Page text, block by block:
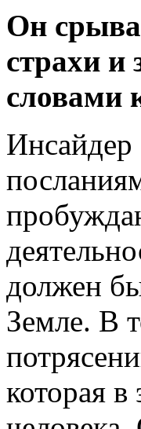
Он
страхи и
словами
Инсайдер
должен
Земле. В
которая